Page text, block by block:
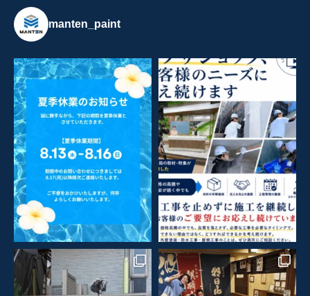
manten_paint